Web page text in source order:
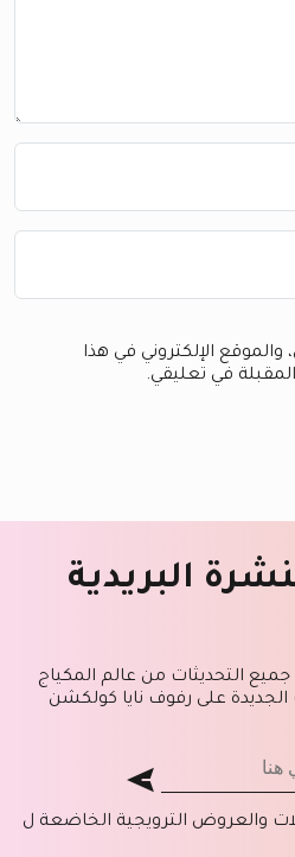
والموقع الإلكتروني في هذا
في تعليقي.
البريدية
التحديثات من عالم المكياج
الجديدة على رفوف نايا كولكشن
والعروض الترويجية الخاضعة ل